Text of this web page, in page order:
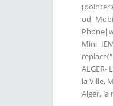
ALGER-
la Ville,
Alger, la